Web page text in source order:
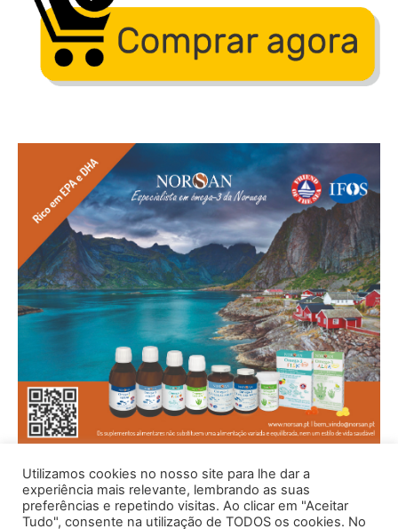
Utilizamos cookies no nosso site para lhe dar a
experiência mais relevante, lembrando as suas
preferências e repetindo visitas. Ao clicar em "Aceitar
Tudo", consente na utilização de TODOS os cookies. No